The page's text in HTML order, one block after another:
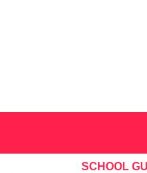
SCHOOL